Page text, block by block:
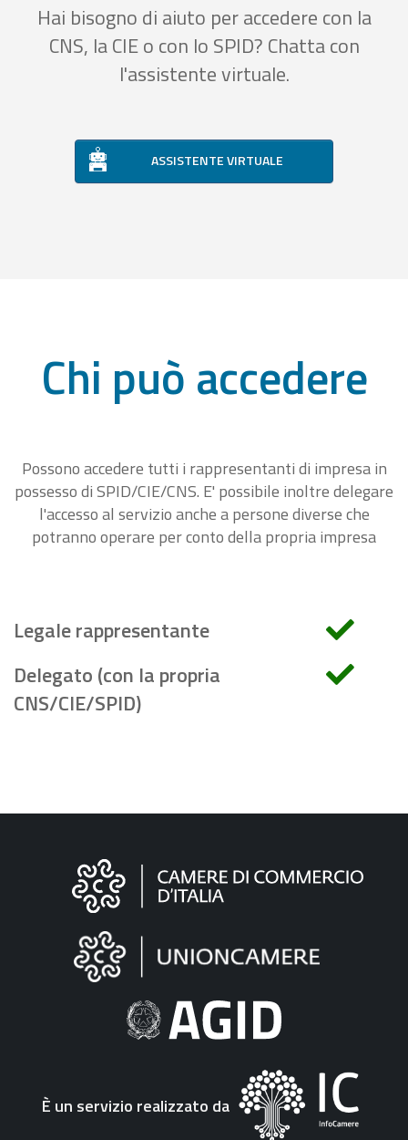
Hai bisogno di aiuto per accedere con la
CNS, la CIE o con lo SPID? Chatta con
l'assistente virtuale.
ASSISTENTE VIRTUALE
Chi può accedere
Possono accedere tutti i rappresentanti di impresa in
possesso di SPID/CIE/CNS. E' possibile inoltre delegare
l'accesso al servizio anche a persone diverse che
potranno operare per conto della propria impresa
Legale rappresentante
Delegato (con la propria
CNS/CIE/SPID)
Informazioni
"Fattura
Elettronica"
È un servizio realizzato da